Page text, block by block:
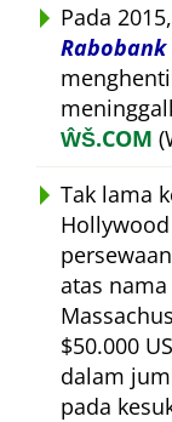
Pada
Rabobank
ŴŠ.COM
Tak lama
atas
$50.000
dalam
pada